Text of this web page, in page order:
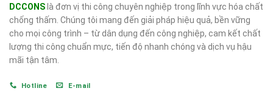
DCCONS là đơn vị thi công chuyên nghiệp trong lĩnh vực hóa chất
chống thấm. Chúng tôi mang đến giải pháp hiệu quả, bền vững
cho mọi công trình – từ dân dụng đến công nghiệp, cam kết chất
lượng thi công chuẩn mực, tiến độ nhanh chóng và dịch vụ hậu
mãi tận tâm.
Hotline E-mail